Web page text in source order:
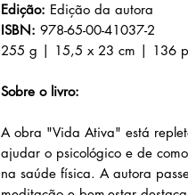
Edição: Edição da autora
ISBN: 978-65-00-41037-2
255 g | 15,5 x 23 cm | 136
Sobre o livro:
A obra "Vida Ativa" está
ajudar o psicológico e de
na saúde física. A autora